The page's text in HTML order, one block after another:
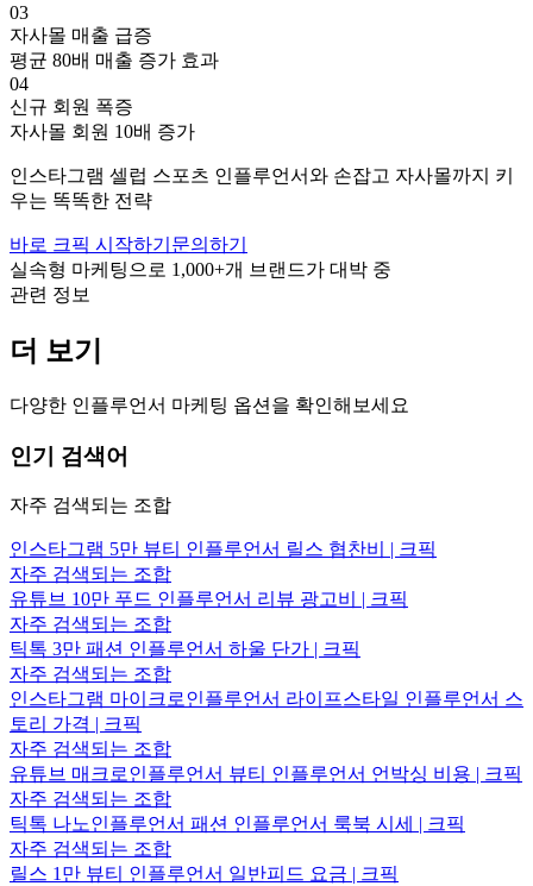
03
자사몰 매출 급증
평균 80배 매출 증가 효과
04
신규 회원 폭증
자사몰 회원 10배 증가
인스타그램 셀럽 스포츠 인플루언서와 손잡고 자사몰까지 키
우는 똑똑한 전략
바로 크픽 시작하기 문의하기
실속형 마케팅으로 1,000+개 브랜드가 대박 중
관련 정보
더 보기
다양한 인플루언서 마케팅 옵션을 확인해보세요
인기 검색어
자주 검색되는 조합
인스타그램 5만 뷰티 인플루언서 릴스 협찬비 | 크픽
자주 검색되는 조합
유튜브 10만 푸드 인플루언서 리뷰 광고비 | 크픽
자주 검색되는 조합
틱톡 3만 패션 인플루언서 하울 단가 | 크픽
자주 검색되는 조합
인스타그램 마이크로인플루언서 라이프스타일 인플루언서 스
토리 가격 | 크픽
자주 검색되는 조합
유튜브 매크로인플루언서 뷰티 인플루언서 언박싱 비용 | 크픽
자주 검색되는 조합
틱톡 나노인플루언서 패션 인플루언서 룩북 시세 | 크픽
자주 검색되는 조합
릴스 1만 뷰티 인플루언서 일반피드 요금 | 크픽